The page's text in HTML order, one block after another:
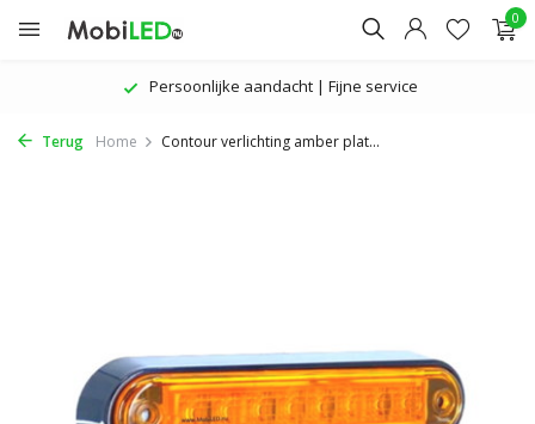
0
Persoonlijke aandacht | Fijne service
Terug Home Contour verlichting amber plat...